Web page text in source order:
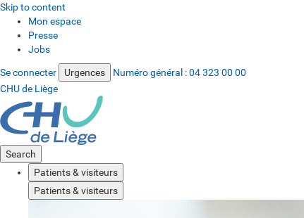
Skip to content
Mon espace
Presse
Jobs
Se connecter Urgences Numéro général :04 323 00 00
CHU de Liège
Search
Patients & visiteurs
Patients & visiteurs